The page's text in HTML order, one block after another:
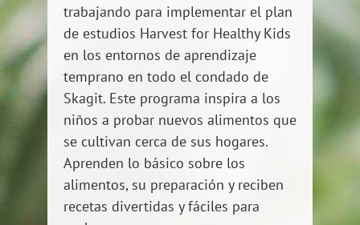
trabajando para implementar el plan
de estudios Harvest for Healthy Kids
en los entornos de aprendizaje
temprano en todo el condado de
Skagit. Este programa inspira a los
niños a probar nuevos alimentos que
se cultivan cerca de sus hogares.
Aprenden lo básico sobre los
alimentos, su preparación y reciben
recetas divertidas y fáciles para